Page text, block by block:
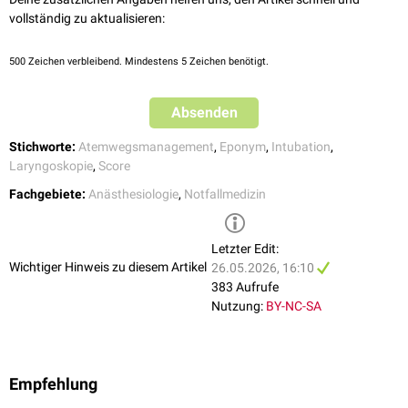
Unterkieferprotrusion (Prognathie
Schwierige Intubation in der
Anamnese
Nein Fraglich
vollständig zu aktualisieren:
500 Zeichen verbleibend. Mindestens 5 Zeichen benötigt.
Absenden
Stichworte: Atemwegsmanagement, Eponym, Intubation,
Laryngoskopie, Score
Fachgebiete: Anästhesiologie, Notfallmedizin
Wichtiger Hinweis zu diesem Artikel
Letzter Edit:
26.05.2026, 16:10
383 Aufrufe
Nutzung: BY-NC-SA
Empfehlung